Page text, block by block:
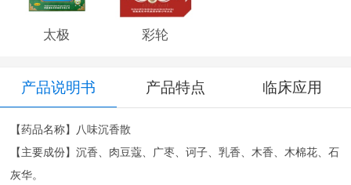
太极 彩轮
产品说明书 产品特点 临床应用
【药品名称】八味沉香散
【主要成份】沉香、肉豆蔻、广枣、诃子、乳香、木香、木棉花、石
灰华。